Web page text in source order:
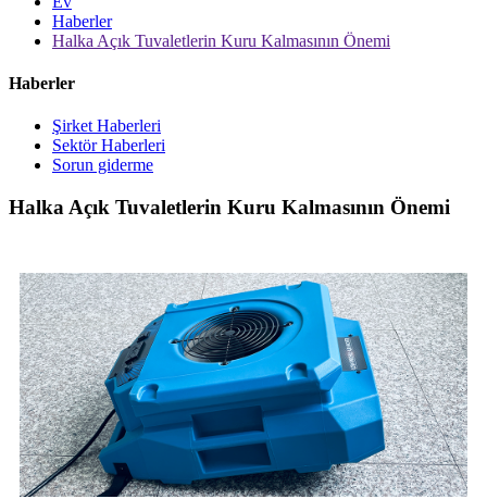
Haberler
Halka Açık Tuvaletlerin Kuru Kalmasının Önemi
Haberler
Şirket Haberleri
Sektör Haberleri
Sorun giderme
Halka Açık Tuvaletlerin Kuru Kalmasının Önemi